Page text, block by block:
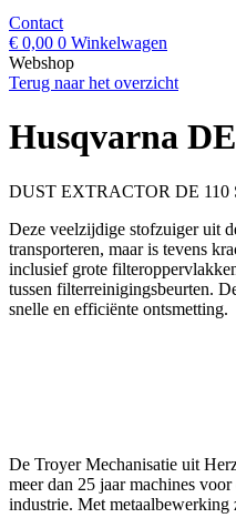
Contact
€ 0,00 0 Winkelwagen
Webshop
Terug naar het overzicht
Husqvarna
DUST EXTRACTOR DE 110
Deze veelzijdige stofzuiger uit
transporteren, maar is tevens
inclusief grote
tussen filterreinigingsbeurten.
snelle en efficiënte ontsmetting.
De Troyer Mechanisatie uit
meer dan 25 jaar machines
industrie. Met